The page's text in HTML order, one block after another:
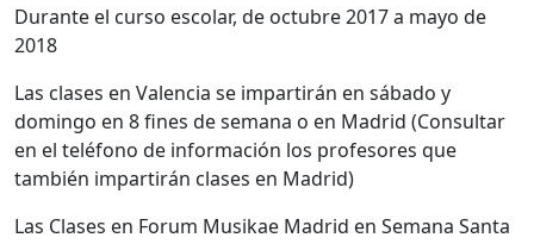
Durante el curso escolar, de octubre 2017 a mayo de
2018
Las clases en Valencia se impartirán en sábado y
domingo en 8 fines de semana o en Madrid (Consultar
en el teléfono de información los profesores que
también impartirán clases en Madrid)
Las Clases en Forum Musikae Madrid en Semana Santa